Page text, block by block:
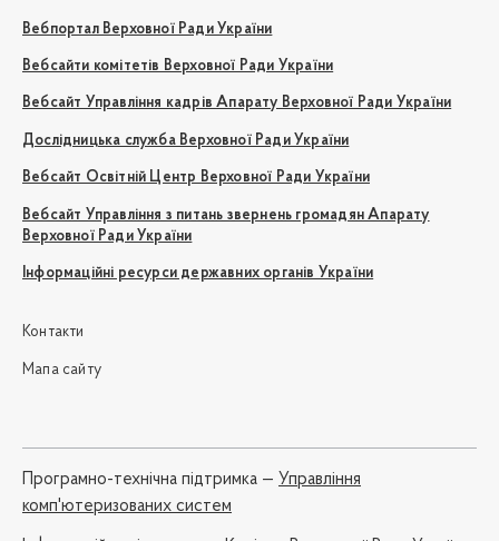
Вебпортал Верховної Ради України
Вебсайти комітетів Верховної Ради України
Вебсайт Управління кадрів Апарату Верховної Ради України
Дослідницька служба Верховної Ради України
Вебсайт Освітній Центр Верховної Ради України
Вебсайт Управління з питань звернень громадян Апарату
Верховної Ради України
Інформаційні ресурси державних органів України
Контакти
Мапа сайту
Програмно-технічна підтримка — Управління
комп'ютеризованих систем